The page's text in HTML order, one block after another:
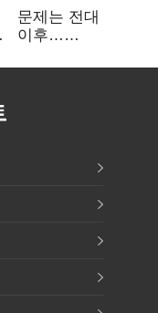
문제는 전대
이후…
뒤집힐 땐